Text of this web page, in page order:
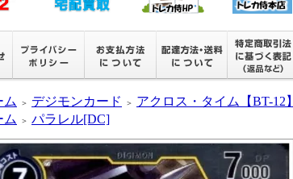
ム ＞ デジモンカード ＞
アクロス・タイム【BT-12】
ム
＞ パラレル[DC]